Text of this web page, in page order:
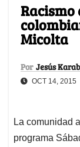
Micolta
Por Jesús
OCT 14, 2015
La comunidad
programa